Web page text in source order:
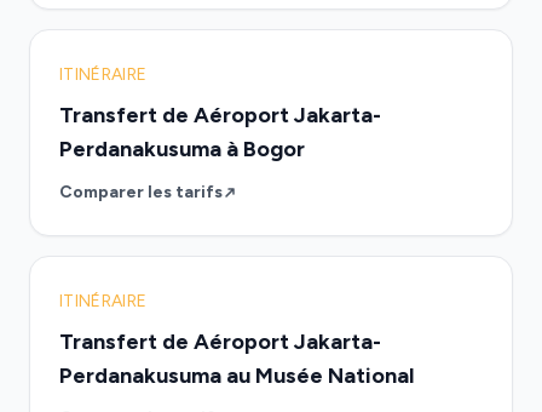
ITINÉRAIRE
Transfert de Aéroport Jakarta-
Perdanakusuma à Bogor
Comparer les tarifs
ITINÉRAIRE
Transfert de Aéroport Jakarta-
Perdanakusuma au Musée National